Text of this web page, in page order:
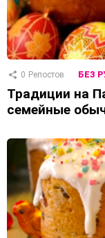
0 Репостов БЕЗ
Традиции на
семейные